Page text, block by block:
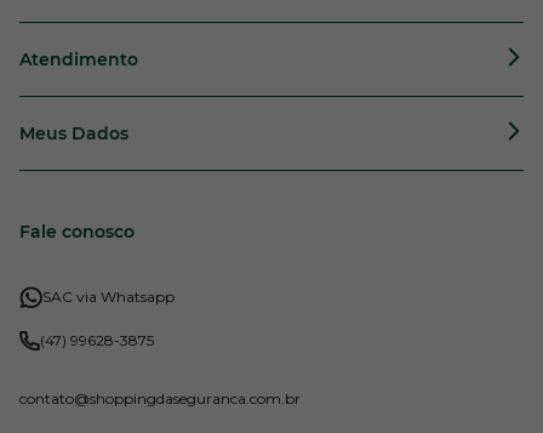
Atendimento
Meus Dados
Fale conosco
SAC via Whatsapp
(47) 99628-3875
contato@shoppingdaseguranca.com.br